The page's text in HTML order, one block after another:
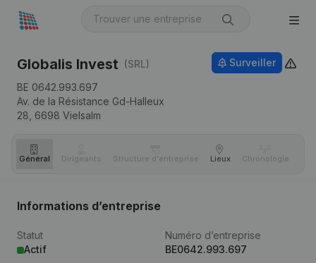
Globalis Invest (SRL)
BE 0642.993.697
Av. de la Résistance Gd-Halleux
28, 6698 Vielsalm
Surveiller
Général Dirigeants Structure d'entreprise Lieux Chronologie
Informations d’entreprise
Statut
Actif
Numéro d’entreprise
BE0642.993.697